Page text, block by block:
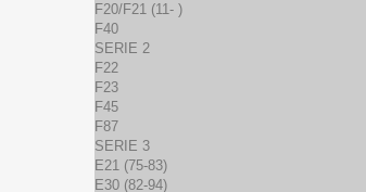
F20/F21 (11- )
F40
SERIE 2
F22
F23
F45
F87
SERIE 3
E21 (75-83)
E30 (82-94)